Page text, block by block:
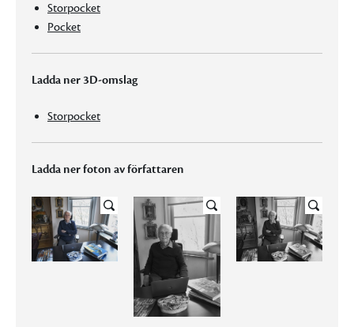
Storpocket
Pocket
Ladda ner 3D-omslag
Storpocket
Ladda ner foton av författaren